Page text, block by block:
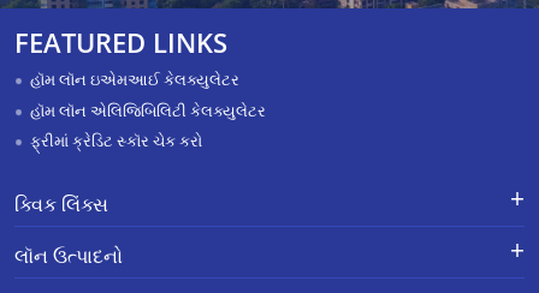
FEATURED LINKS
હૉમ લૉન ઇએમઆઈ કેલક્યુલેટર
હૉમ લૉન એલિજિબિલિટી કેલક્યુલેટર
ફ્રીમાં ક્રેડિટ સ્કૉર ચેક કરો
ક્વિક લિંક્સ
લૉન માટે અરજી કરો
APR Calculator
લૉન ઉત્પાદનો